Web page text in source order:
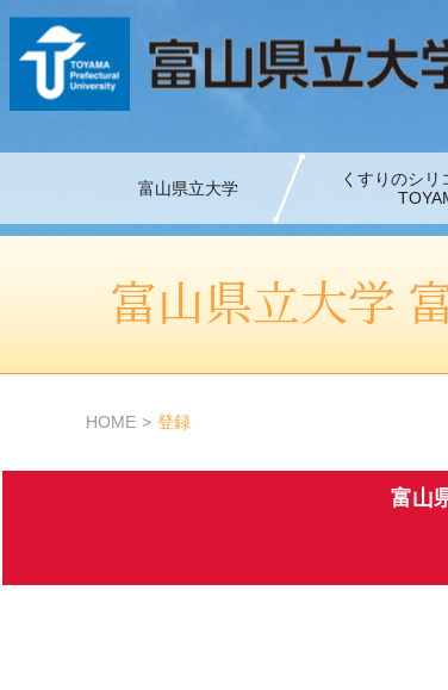
富山県立大学
くすりのシリ
富山県立大学
HOME 登録
富山